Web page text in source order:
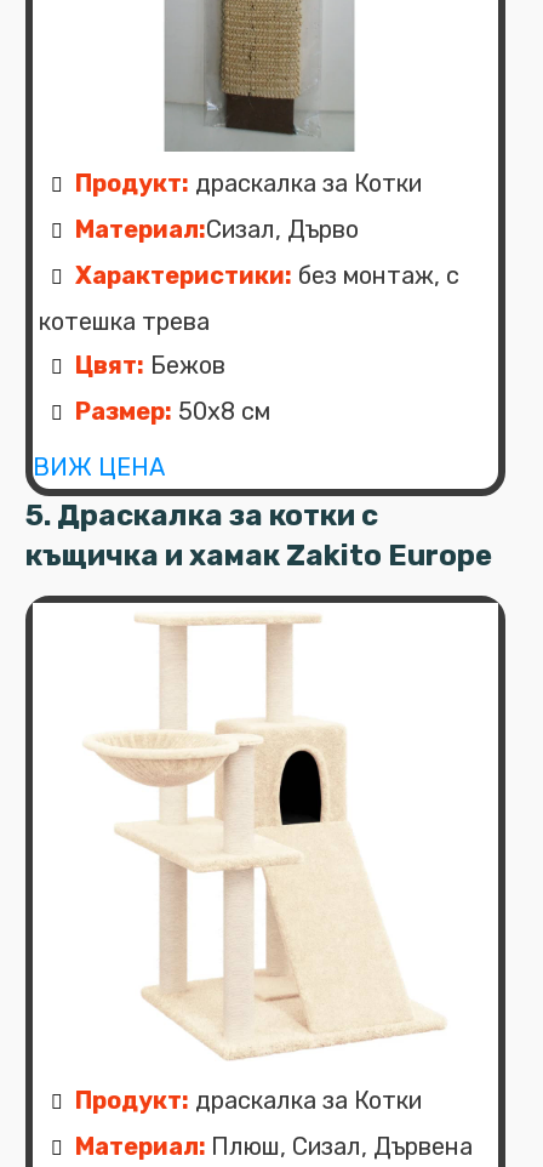
Продукт: драскалка за Котки
Материал:Сизал, Дърво
Характеристики: без монтаж, с
котешка трева
Цвят: Бежов
Размер: 50x8 см
ВИЖ ЦЕНА
5. Драскалка за котки с
къщичка и хамак Zakito Europe
Продукт: драскалка за Котки
Материал: Плюш, Сизал, Дървена